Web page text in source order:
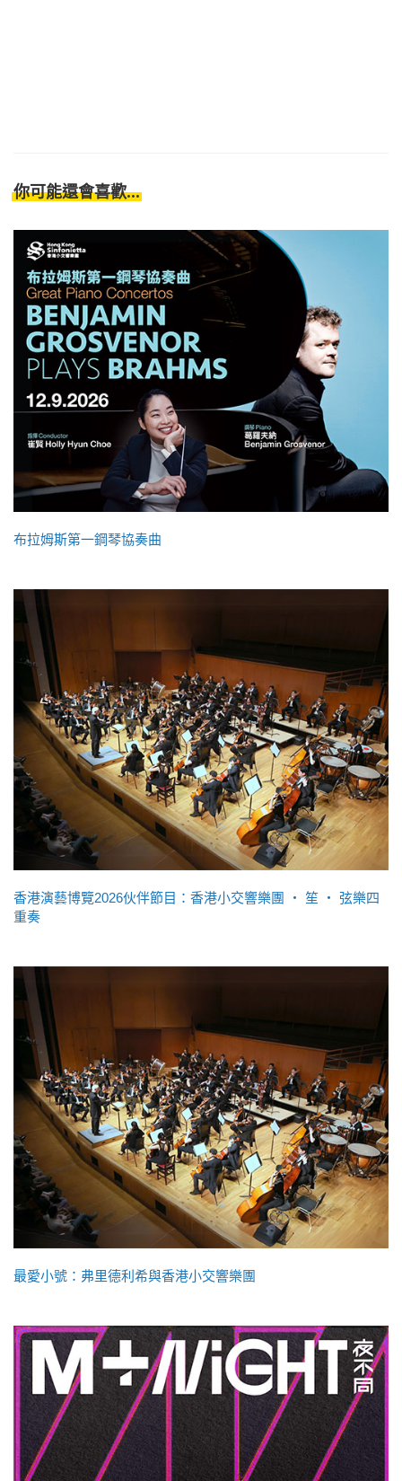
你可能還會喜歡...
布拉姆斯第一鋼琴協奏曲
香港演藝博覽2026伙伴節目：香港小交響樂團 ‧ 笙 ‧ 弦樂四
重奏
最愛小號：弗里德利希與香港小交響樂團